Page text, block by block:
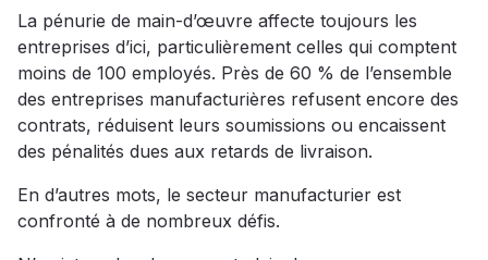
La pénurie de main-d’œuvre affecte toujours les
entreprises d’ici, particulièrement celles qui comptent
moins de 100 employés. Près de 60 % de l’ensemble
des entreprises manufacturières refusent encore des
contrats, réduisent leurs soumissions ou encaissent
des pénalités dues aux retards de livraison.
En d’autres mots, le secteur manufacturier est
confronté à de nombreux défis.